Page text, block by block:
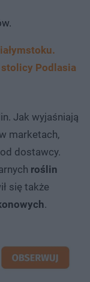
Podlasia
Jak wyjaśniają
marketach,
dostawcy.
roślin
się także
.